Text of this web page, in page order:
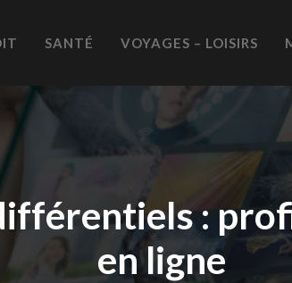
SANTÉ VOYAGES – LOISIRS
:
en ligne